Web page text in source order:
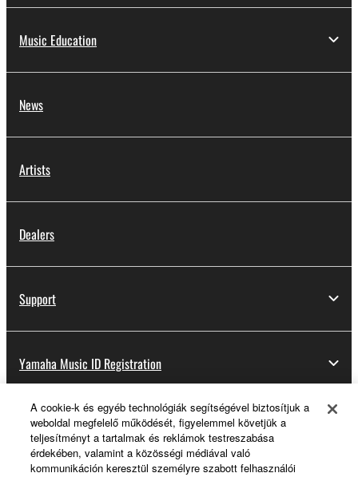
Music Education
News
Artists
Dealers
Support
Yamaha Music ID Registration
About Yamaha
A cookie-k és egyéb technológiák segítségével biztosítjuk a
weboldal megfelelő működését, figyelemmel követjük a
teljesítményt a tartalmak és reklámok testreszabása
érdekében, valamint a közösségi médiával való
kommunikáción keresztül személyre szabott felhasználói